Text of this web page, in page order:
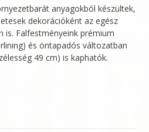
anyagokból készültek,
dekorációként az egész
is. Falfestményeink prémium
és öntapadós változatban
49 cm) is kaphatók.